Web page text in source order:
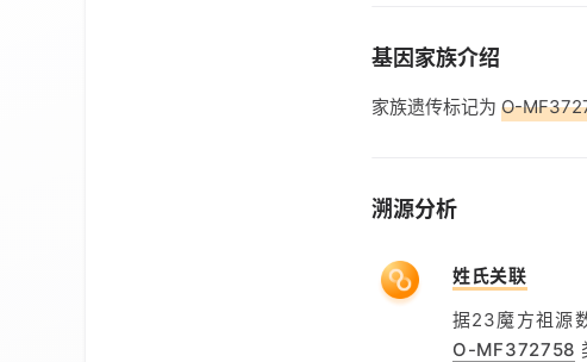
基因家族介绍
家族遗传标记为 O-
溯源分析
姓氏关联
据23魔方祖源
O-MF372758